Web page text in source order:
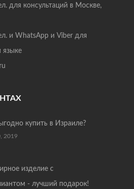
для консультаций в Москве,
и WhatsApp и Viber для
языке
купить в Израиле?
2019
изделие с
- лучший подарок!